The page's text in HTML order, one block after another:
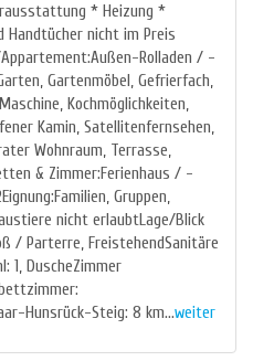
* Heizung *
Handtücher nicht im Preis
Rolladen / -
Gartenmöbel, Gefrierfach,
Kochmöglichkeiten,
Kamin, Satellitenfernsehen,
Wohnraum, Terrasse,
& Zimmer:Ferienhaus / -
Gruppen,
nicht erlaubtLage/Blick
/ Parterre, FreistehendSanitäre
1, DuscheZimmer
Hunsrück-Steig: 8 km...weiter